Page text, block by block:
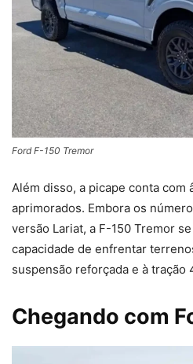
Ford F-150 Tremor
Além disso, a picape conta com
aprimorados. Embora os
versão Lariat, a F-150 Tremor
capacidade de enfrentar
suspensão reforçada e à tração
Chegando com